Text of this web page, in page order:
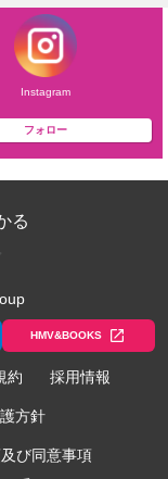
Instagram
フォロー
る
HMV&BOOKS
約 採用情報
方針
び同意事項